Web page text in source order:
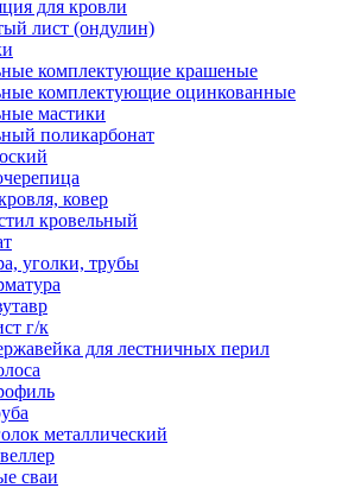
для кровли
лист (ондулин)
комплектующие крашеные
комплектующие оцинкованные
мастики
поликарбонат
ковер
кровельный
уголки, трубы
г/к
для лестничных перил
металлический
сваи